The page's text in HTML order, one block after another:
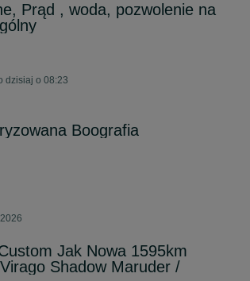
Prąd , woda, pozwolenie na
dzisiaj o 08:23
Boografia
Jak Nowa 1595km
Shadow Maruder /